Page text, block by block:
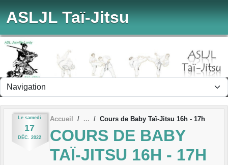
ASLJL Taï-Jitsu
Le samedi
17
DÉC. 2022
Accueil Cours de Baby Taï-Jitsu 16h - 17h
COURS DE BABY
TAÏ-JITSU 16H - 17H